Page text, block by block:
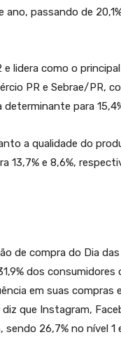
passando de
lidera como o
PR e Sebrae/PR,
para
a qualidade do
13,7% e 8,6%,
de compra do Dia das
dos
em suas compras
que Instagram,
26,7% no nível 1